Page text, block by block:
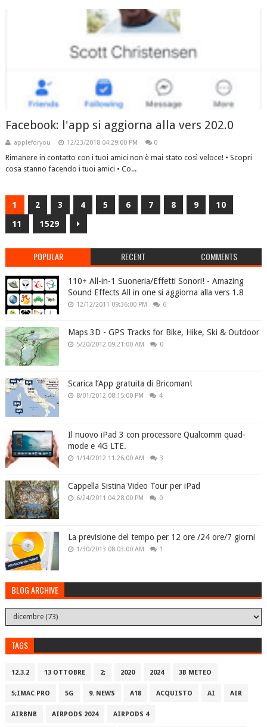
Facebook: l'app si aggiorna alla vers 202.0
appleforyou 12/23/2018 04:29:00 PM 0
Rimanere in contatto con i tuoi amici non è mai stato così veloce! • Scopri
cosa stanno facendo i tuoi amici • Co...
1 2 3 4 5 6 7 8 9
10
11
1529
POPULAR RECENT COMMENTS
110+ All-in-1 Suoneria/Effetti Sonori! - Amazing
Sound Effects All in one si aggiorna alla vers 1.8
12/12/2011 09:36:00 PM 6
Maps 3D - GPS Tracks for Bike, Hike, Ski & Outdoor
5/20/2012 09:21:00 AM 0
Scarica l’App gratuita di Bricoman!
8/01/2012 08:15:00 PM 4
Il nuovo iPad 3 con processore Qualcomm quad-
mode e 4G LTE.
1/14/2012 11:26:00 AM 3
Cappella Sistina Video Tour per iPad
6/24/2011 04:28:00 PM 0
La previsione del tempo per 12 ore /24 ore/7 giorni
1/30/2013 08:03:00 AM 1
BLOG ARCHIVE
TAGS
12.3.2 13 OTTOBRE 2; 2020 2024 3B METEO
5;IMAC PRO 5G 9. NEWS A18 ACQUISTO AI AIR
AIRBNB AIRPODS 2024 AIRPODS 4